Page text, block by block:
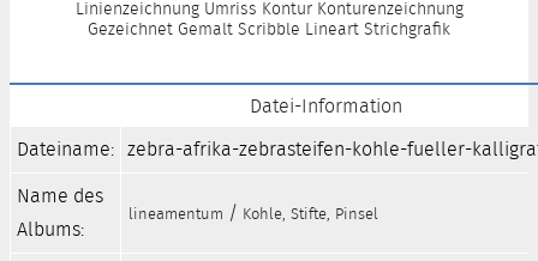
Linienzeichnung Umriss Kontur Konturenzeichnung
Gezeichnet Gemalt Scribble Lineart Strichgrafik
Datei-Information
Dateiname: zebra-afrika-zebrasteifen-kohle-fueller-
Name des
Albums:
lineamentum / Kohle, Stifte, Pinsel